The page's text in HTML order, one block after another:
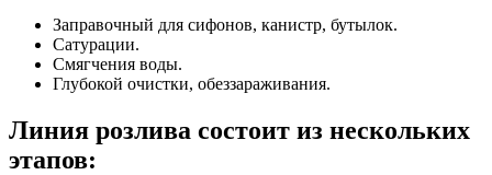
Заправочный для сифонов, канистр, бутылок.
Сатурации.
Смягчения воды.
Глубокой очистки, обеззараживания.
Линия розлива состоит из нескольких
этапов: